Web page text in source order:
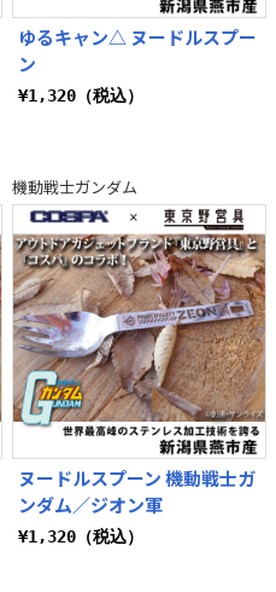
ゆるキャン△ ヌードルスプー
ン
¥1,320（税込）
機動戦士ガンダム
ヌードルスプーン 機動戦士ガ
ンダム／ジオン軍
¥1,320（税込）